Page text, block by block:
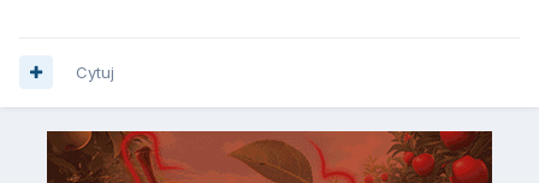
Cytuj